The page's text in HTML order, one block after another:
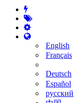
English
Français
Deutsch
Español
русский